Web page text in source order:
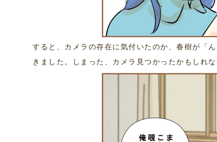
すると、カメラの存在に気付いたのか、春樹が「
きました。しまった、カメラ見つかったかもしれな